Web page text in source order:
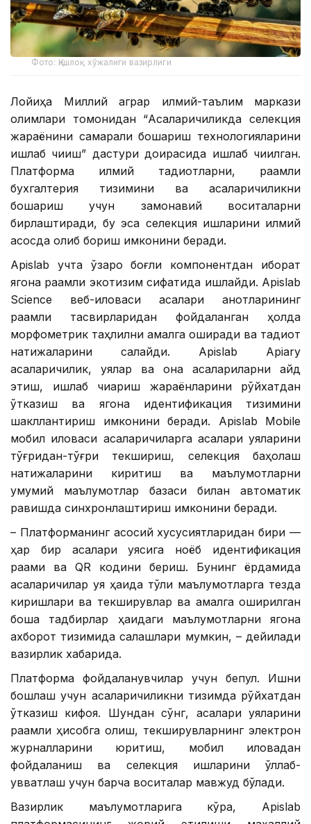
Фото: Қишлоқ хўжалиги вазирлиги
Лойиҳа Миллий аграр илмий-таълим маркази
олимлари томонидан “Асаларичиликда селекция
жараёнини самарали бошқариш технологияларини
ишлаб чиқиш” дастури доирасида ишлаб чиқилган.
Платформа илмий тадқиқотларни, рақамли
бухгалтерия тизимини ва асаларичиликни
бошқариш учун замонавий воситаларни
бирлаштиради, бу эса селекция ишларини илмий
асосда олиб бориш имконини беради.
Apislab учта ўзаро боғлиқ компонентдан иборат
ягона рақамли экотизим сифатида ишлайди. Apislab
Science веб-иловаси асалари қанотларининг
рақамли тасвирларидан фойдаланган ҳолда
морфометрик таҳлилни амалга оширади ва тадқиқот
натижаларини сақлайди. Apislab Apiary
асаларичилик, уялар ва она асалариларни қайд
этиш, ишлаб чиқариш жараёнларини рўйхатдан
ўтказиш ва ягона идентификация тизимини
шакллантириш имконини беради. Apislab Mobile
мобил иловаси асаларичиларга асалари уяларини
тўғридан-тўғри текшириш, селекция баҳолаш
натижаларини киритиш ва маълумотларни
умумий маълумотлар базаси билан автоматик
равишда синхронлаштириш имконини беради.
– Платформанинг асосий хусусиятларидан бири —
ҳар бир асалари уясига ноёб идентификация
рақами ва QR кодини бериш. Бунинг ёрдамида
асаларичилар уя ҳақида тўлиқ маълумотларга тезда
киришлари ва текширувлар ва амалга оширилган
бошқа тадбирлар ҳақидаги маълумотларни ягона
ахборот тизимида сақлашлари мумкин, – дейилади
вазирлик хабарида.
Платформа фойдаланувчилар учун бепул. Ишни
бошлаш учун асаларичиликни тизимда рўйхатдан
ўтказиш кифоя. Шундан сўнг, асалари уяларини
рақамли ҳисобга олиш, текширувларнинг электрон
журналларини юритиш, мобил иловадан
фойдаланиш ва селекция ишларини қўллаб-
қувватлаш учун барча воситалар мавжуд бўлади.
Вазирлик маълумотларига кўра, Apislab